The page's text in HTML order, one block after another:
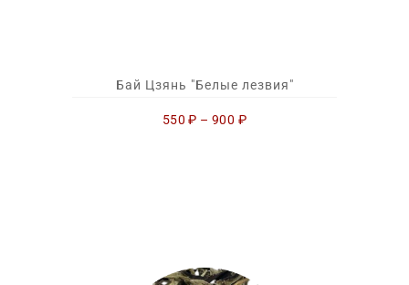
Бай Цзянь "Белые лезвия"
550₽ –900 ₽